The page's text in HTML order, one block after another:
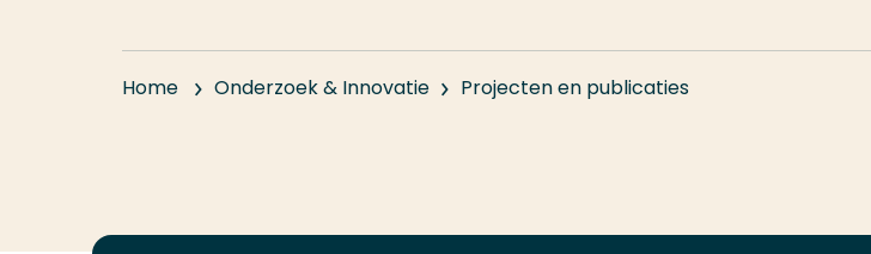
Home Onderzoek & Innovatie Projecten en publicaties